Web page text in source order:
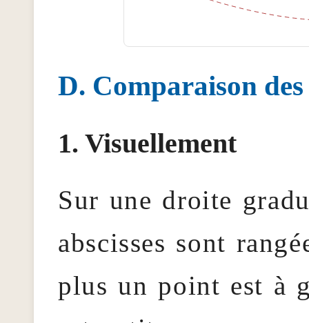
Comparaison
Visuellement
Sur une droite
abscisses sont
plus un point est à